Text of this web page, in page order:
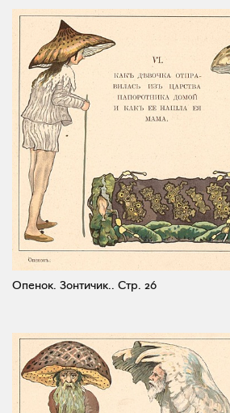
Опенок. Зонтичик.. Стр. 26